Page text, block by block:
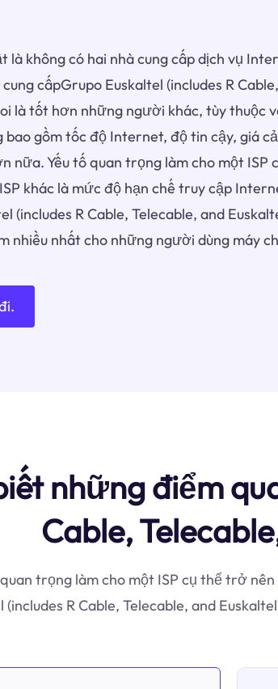
là không có hai nhà cung cấp dịch vụ
cấpGrupo Euskaltel (includes R
là tốt hơn những người khác, tùy thuộc
bao gồm tốc độ Internet, độ tin cậy, giá
nữa. Yếu tố quan trọng làm cho một ISP
khác là mức độ hạn chế truy cập
(includes R Cable, Telecable, and
nhiều nhất cho những người dùng máy
những điểm
Cable,
trọng làm cho một ISP cụ thể trở
(includes R Cable, Telecable, and